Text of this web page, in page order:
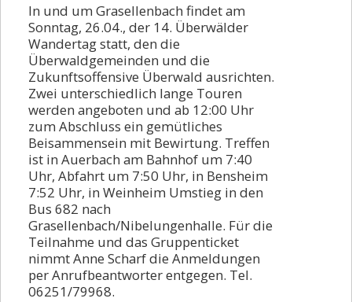
In und um Grasellenbach findet am
Sonntag, 26.04., der 14. Überwälder
Wandertag statt, den die
Überwaldgemeinden und die
Zukunftsoffensive Überwald ausrichten.
Zwei unterschiedlich lange Touren
werden angeboten und ab 12:00 Uhr
zum Abschluss ein gemütliches
Beisammensein mit Bewirtung. Treffen
ist in Auerbach am Bahnhof um 7:40
Uhr, Abfahrt um 7:50 Uhr, in Bensheim
7:52 Uhr, in Weinheim Umstieg in den
Bus 682 nach
Grasellenbach/Nibelungenhalle. Für die
Teilnahme und das Gruppenticket
nimmt Anne Scharf die Anmeldungen
per Anrufbeantworter entgegen. Tel.
06251/79968.